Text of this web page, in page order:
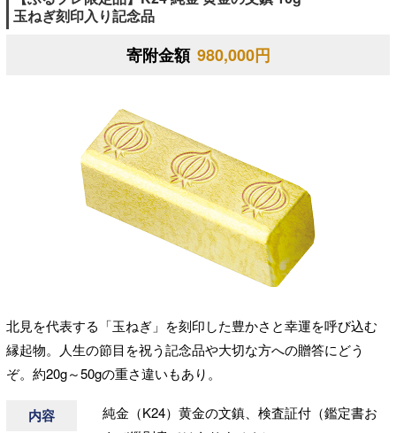
玉ねぎ刻印入り記念品
寄附金額 980,000円
北見を代表する「玉ねぎ」を刻印した豊かさと幸運を呼び込む
縁起物。人生の節目を祝う記念品や大切な方への贈答にどう
ぞ。約20g～50gの重さ違いもあり。
内容
純金（K24）黄金の文鎮、検査証付（鑑定書お